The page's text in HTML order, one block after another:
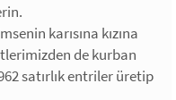
karısına kızına
de kurban
satırlık entriler üretip